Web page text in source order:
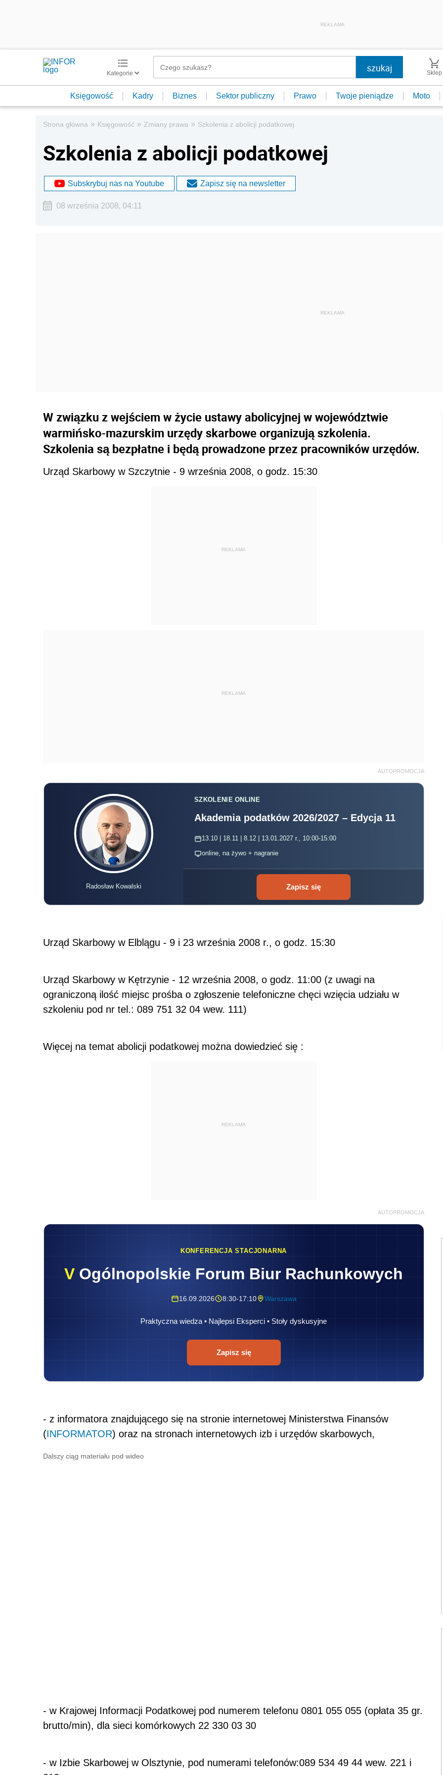
REKLAMA
Kategorie Sklep
Księgowość Kadry Biznes Sektor publiczny Prawo Twoje pieniądze Moto
Strona główna » Księgowość » Zmiany prawa » Szkolenia z abolicji podatkowej
Szkolenia z abolicji podatkowej
Subskrybuj nas na Youtube Zapisz się na newsletter
08 września 2008, 04:11
W związku z wejściem w życie ustawy abolicyjnej w województwie
warmińsko-mazurskim urzędy skarbowe organizują szkolenia.
Szkolenia są bezpłatne i będą prowadzone przez pracowników urzędów.
Urząd Skarbowy w Szczytnie - 9 września 2008, o godz. 15:30
REKLAMA
REKLAMA
AUTOPROMOCJA
Radosław Kowalski
SZKOLENIE ONLINE
Akademia podatków 2026/2027 – Edycja 11
13.10 | 18.11 | 8.12 | 13.01.2027 r., 10:00-15:00
online, na żywo + nagranie
Zapisz się
Urząd Skarbowy w Elblągu - 9 i 23 września 2008 r., o godz. 15:30
Urząd Skarbowy w Kętrzynie - 12 września 2008, o godz. 11:00 (z uwagi na
ograniczoną ilość miejsc prośba o zgłoszenie telefoniczne chęci wzięcia udziału w
szkoleniu pod nr tel.: 089 751 32 04 wew. 111)
Więcej na temat abolicji podatkowej można dowiedzieć się :
REKLAMA
AUTOPROMOCJA
KONFERENCJA STACJONARNA
V Ogólnopolskie Forum Biur Rachunkowych
16.09.2026 8:30-17:10 Warszawa
Praktyczna wiedza • Najlepsi Eksperci • Stoły dyskusyjne
Zapisz się
- z informatora znajdującego się na stronie internetowej Ministerstwa Finansów
(INFORMATOR) oraz na stronach internetowych izb i urzędów skarbowych,
Dalszy ciąg materiału pod wideo
- w Krajowej Informacji Podatkowej pod numerem telefonu 0801 055 055 (opłata 35 gr.
brutto/min), dla sieci komórkowych 22 330 03 30
- w Izbie Skarbowej w Olsztynie, pod numerami telefonów:089 534 49 44 wew. 221 i